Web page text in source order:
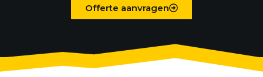
Offerte aanvragen